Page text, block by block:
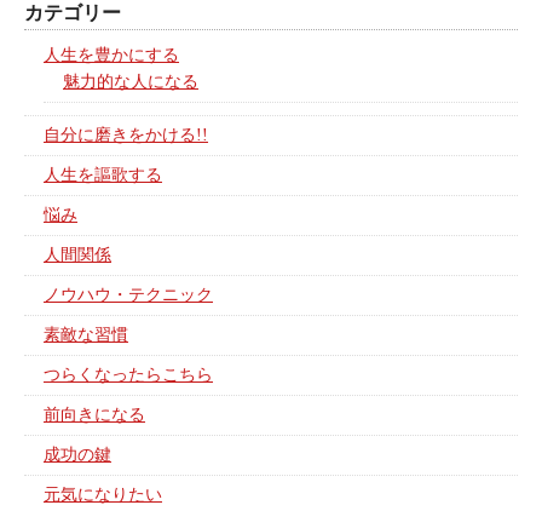
カテゴリー
人生を豊かにする
魅力的な人になる
自分に磨きをかける!!
人生を謳歌する
悩み
人間関係
ノウハウ・テクニック
素敵な習慣
つらくなったらこちら
前向きになる
成功の鍵
元気になりたい